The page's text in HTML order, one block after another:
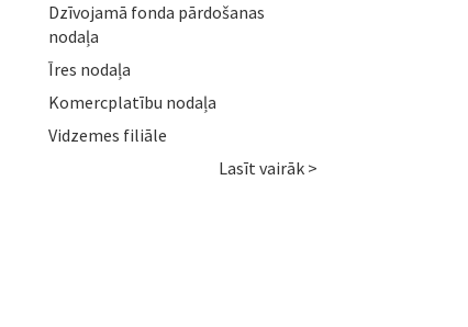
Dzīvojamā fonda pārdošanas
nodaļa
Īres nodaļa
Komercplatību nodaļa
Vidzemes filiāle
Lasīt vairāk >